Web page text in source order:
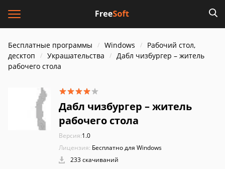
Бесплатные программы Windows
Рабочий стол,
десктоп
Украшательства
Дабл чизбургер – житель
рабочего стола
Дабл чизбургер – житель
рабочего стола
Версия:1.0
Лицензия: Бесплатно для Windows
233 скачиваний